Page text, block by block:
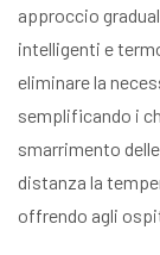
approccio
intelligenti e
eliminare la
semplificando i
smarrimento
distanza la
offrendo agli